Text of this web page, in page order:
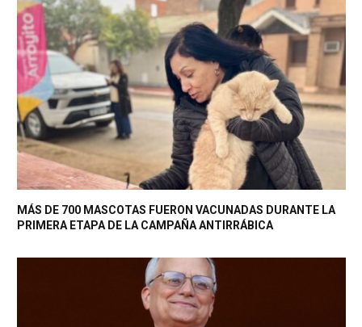
MÁS DE 700 MASCOTAS FUERON VACUNADAS DURANTE LA
PRIMERA ETAPA DE LA CAMPAÑA ANTIRRÁBICA